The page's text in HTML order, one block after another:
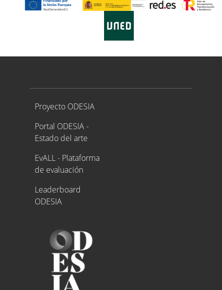
Proyecto ODESIA
Proyecto ODESIA
Portal ODESIA -
Estado del arte
EvALL - Plataforma
de evaluación
Leaderboard
ODESIA